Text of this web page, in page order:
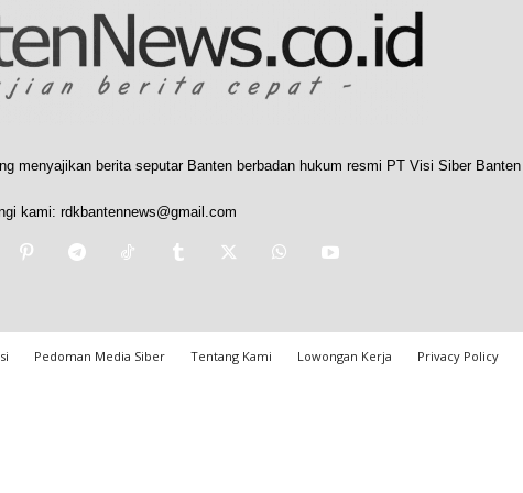
menyajikan berita seputar Banten berbadan hukum resmi PT Visi Siber Banten
kami: rdkbantennews@gmail.com
Pedoman Media Siber Tentang Kami Lowongan Kerja Privacy Policy